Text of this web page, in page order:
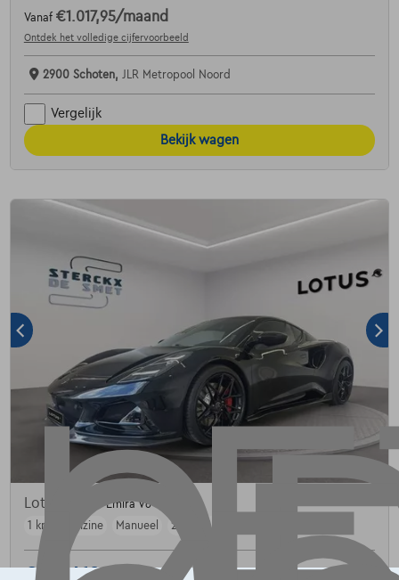
Vanaf €1.017,95/maand
Ontdek het volledige cijfervoorbeeld
2900 Schoten, JLR Metropool Noord
Vergelijk
Bekijk wagen
Lotus EmiraEmira V6 SE
1 km
Benzine Manueel 298 kW ( 405 PK )
€128.410 BTW aftrekbaar